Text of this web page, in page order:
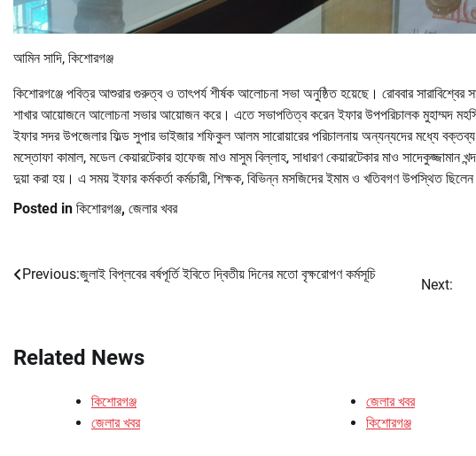
আমিন সাদি, কিশোরগঞ্জ
কিশোরগঞ্জে পবিত্র আশুরার গুরুত্ব ও তাৎপর্য শীর্ষক আলোচনা সভা অনুষ্ঠিত হয়েছে। রোববার সারাবিশ্বের
শাখার আয়োজনে আলোচনা সভার আয়োজন করে। এতে সভাপতিত্ব করেন ইফার উপপরিচালক মুহাম্মদ
ইফার সদর উপজেলার ফিল্ড সুপার ভাইজার শফিকুল আলম সারোয়ারের পরিচালনায় অন্যন্যদের মধ্যে
মস্তোফা কামাল, মডেল কেয়ারটেকার হাফেজ মাও মাসুম বিল্লাহ, সাধারণ কেয়ারটেকার মাও সাদেকুজ্জামান
দুয়া করা হয়। এ সময় ইফার কর্মকর্তা কর্মচারী, শিক্ষক, বিভিন্ন মসজিদের ইমাম ও খতিবগণ উপস্থিত
Posted in কিশোরগঞ্জ, জেলার খবর
Post
Previous:জুলাই বিপ্লবের বর্ষপূর্তি ইবিতে দ্বিতীয় দিনের মতো বৃক্ষরোপণ কর্মসূচি
Next:
Related News
কিশোরগঞ্জ
জেলার খবর
জেলার খবর
কিশোরগঞ্জ